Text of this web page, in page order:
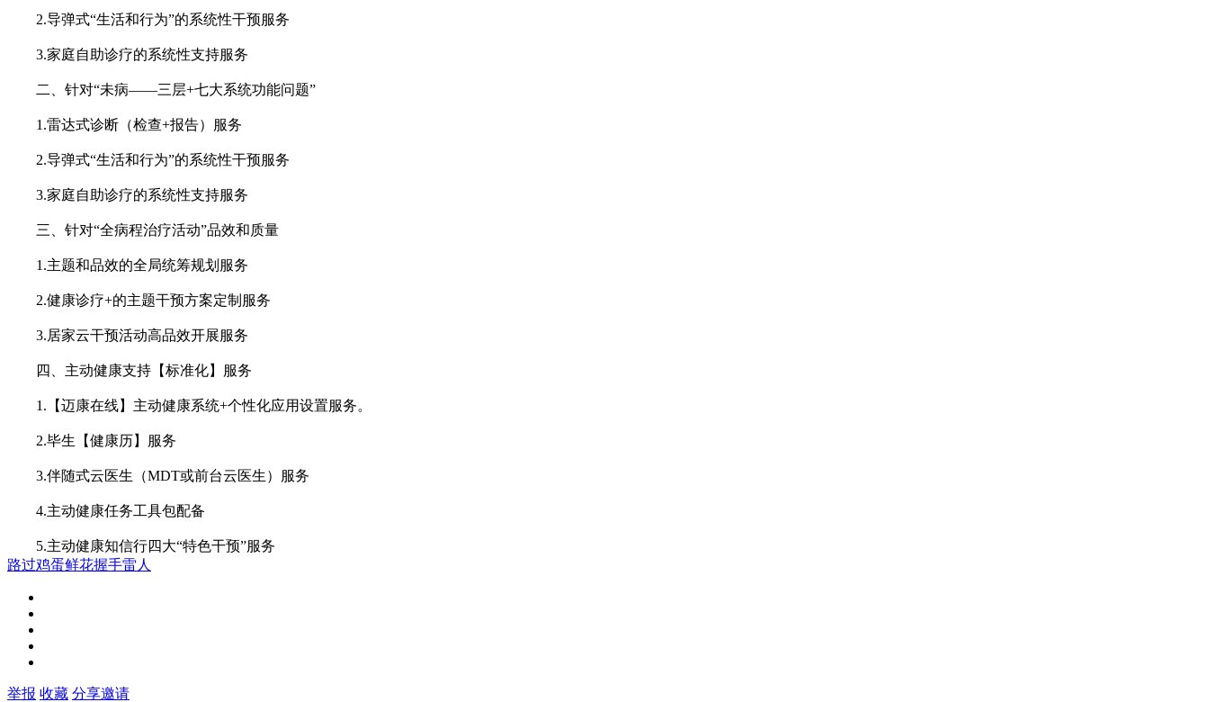
2.导弹式“生活和行为”的系统性干预服务
3.家庭自助诊疗的系统性支持服务
二、针对“未病——三层+七大系统功能问题”
1.雷达式诊断（检查+报告）服务
2.导弹式“生活和行为”的系统性干预服务
3.家庭自助诊疗的系统性支持服务
三、针对“全病程治疗活动”品效和质量
1.主题和品效的全局统筹规划服务
2.健康诊疗+的主题干预方案定制服务
3.居家云干预活动高品效开展服务
四、主动健康支持【标准化】服务
1.【迈康在线】主动健康系统+个性化应用设置服务。
2.毕生【健康历】服务
3.伴随式云医生（MDT或前台云医生）服务
4.主动健康任务工具包配备
5.主动健康知信行四大“特色干预”服务
路过鸡蛋鲜花握手雷人
举报 收藏 分享邀请